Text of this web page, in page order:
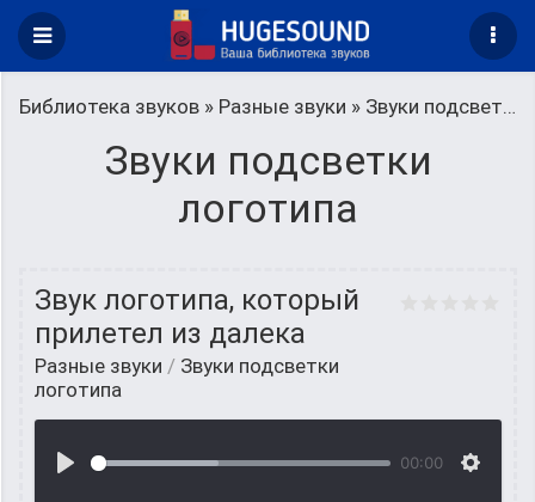
Библиотека звуков » Разные звуки » Звуки подсветки логотипа
Звуки подсветки
логотипа
Звук логотипа, который
прилетел из далека
Разные звуки / Звуки подсветки
логотипа
00:00